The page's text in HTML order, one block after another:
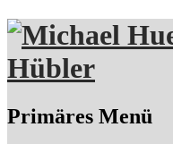
Hübler
Suchen
Primäres Menü